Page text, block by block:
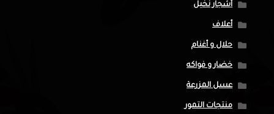
أشجار نخيل
أعلاف
حلال و أغنام
خضار و فواكه
عسل المزرعة
منتجات التمور